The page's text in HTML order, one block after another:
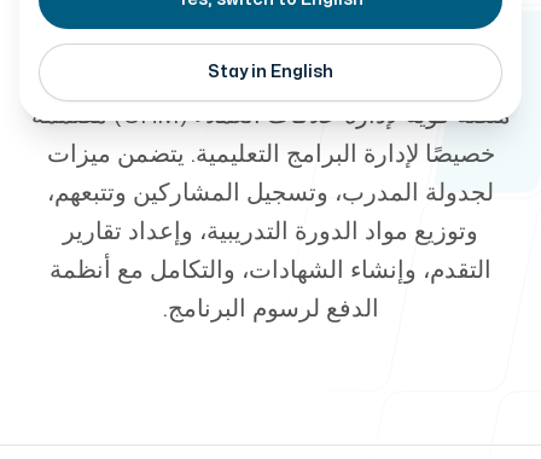
Stay in Englishمن نحن
طريقة العمل
البرامج التعليمية
منصة قوية لإدارة علاقات العملاء (CRM) مصممة
خصيصًا لإدارة البرامج التعليمية. يتضمن ميزات
لجدولة المدرب، وتسجيل المشاركين وتتبعهم،
وتوزيع مواد الدورة التدريبية، وإعداد تقارير
التقدم، وإنشاء الشهادات، والتكامل مع أنظمة
الدفع لرسوم البرنامج.